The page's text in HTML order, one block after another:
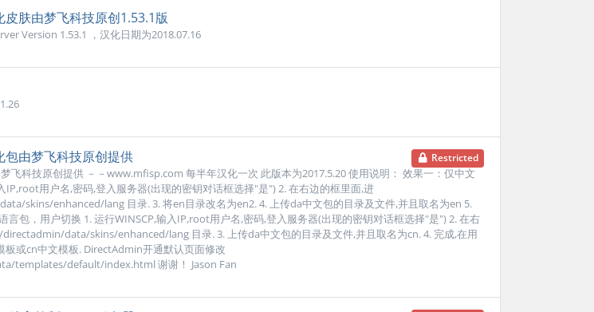
肤由梦飞科技原创1.53.1版
Version 1.53.1 ，汉化日期为2018.07.16
由梦飞科技原创提供 Restricted
飞科技原创提供 －－www.mfisp.com 每半年汉化一次 此版本为2017.5.20 使用说明： 效果一：仅中文
IP,root用户名,密码,登入服务器(出现的密钥对话框选择"是") 2. 在右边的框里面,进
skins/enhanced/lang 目录. 3. 将en目录改名为en2. 4. 上传da中文包的目录及文件,并且取名为en 5.
言包，用户切换 1. 运行WINSCP,输入IP,root用户名,密码,登入服务器(出现的密钥对话框选择"是") 2. 在右
data/skins/enhanced/lang 目录. 3. 上传da中文包的目录及文件,并且取名为cn. 4. 完成,在用
板或cn中文模板. DirectAdmin开通默认页面修改
templates/default/index.html 谢谢！ Jason Fan